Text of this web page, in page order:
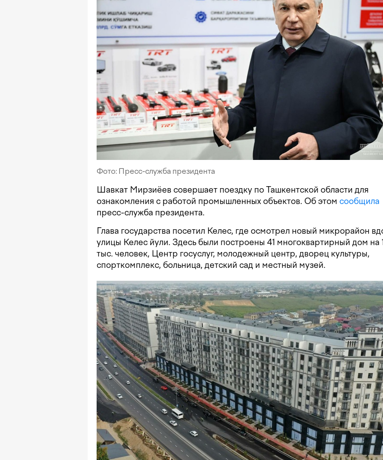
Фото: Пресс-служба президента
Шавкат Мирзиёев совершает поездку по Ташкентской области для
ознакомления с работой промышленных объектов. Об этом сообщила
пресс-служба президента.
Глава государства посетил Келес, где осмотрел новый микрорайон
улицы Келес йули. Здесь были построены 41 многоквартирный дом на
тыс. человек, Центр госуслуг, молодежный центр, дворец культуры,
спорткомплекс, больница, детский сад и местный музей.